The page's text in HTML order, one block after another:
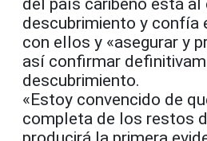
del país caribeño está al
descubrimiento y confía
con ellos y «asegurar y
así confirmar
descubrimiento.
«Estoy convencido de
completa de los restos